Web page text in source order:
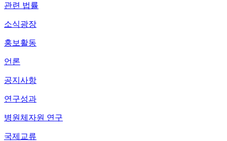
관련 법률
소식광장
홍보활동
언론
공지사항
연구성과
병원체자원 연구
국제교류